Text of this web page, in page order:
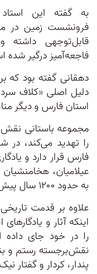
به گفته این
فرونشست زمین در
قابل‌توجهی
فاجعه‌آمیز درگیر شده
دهقانی گفته بود که
دلیل اصلی «کلاف
استان فارس و دیگر
مجموعه باستانی
را تهدید می‌کند،
فارس قرار دارد و
عیلامیان،
به حدود ۱۲۰۰ سال پیش از میلاد مسیح بازمی‌گردد.
علاوه بر قدمت
اینکه آثار و
را در خود جای داده‌
نقش‌برجسته رستم و
پندار، کردار و گفتار